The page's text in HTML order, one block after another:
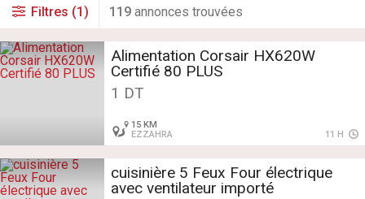
Filtres (1) 119 annonces trouvées
Alimentation Corsair HX620W
Certifié 80 PLUS
1 DT
15 KM
EZZAHRA
11 H
cuisinière 5 Feux Four électrique
avec ventilateur importé